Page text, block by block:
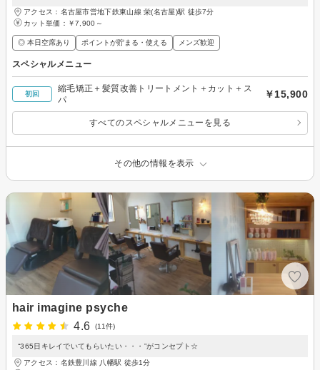
アクセス：名古屋市営地下鉄東山線 栄(名古屋)駅 徒歩7分
カット単価： ￥7,900～
◎ 本日空席あり ポイントが貯まる・使える メンズ歓迎
スペシャルメニュー
初回
縮毛矯正＋髪質改善トリートメント＋カット＋ス
パ
￥15,900
すべてのスペシャルメニューを見る
その他の情報を表示
hair imagine psyche
4.6
(11件)
“365日キレイでいてもらいたい・・・”がコンセプト☆
アクセス：名鉄豊川線 八幡駅 徒歩1分